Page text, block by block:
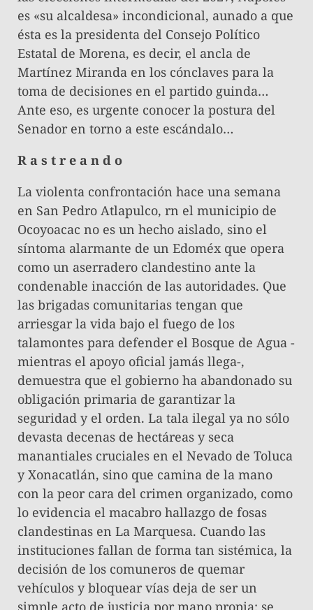
es «su alcaldesa» incondicional, aunado a que
ésta es la presidenta del Consejo Político
Estatal de Morena, es decir, el ancla de
Martínez Miranda en los cónclaves para la
toma de decisiones en el partido guinda…
Ante eso, es urgente conocer la postura del
Senador en torno a este escándalo…
R a s t r e a n d o
La violenta confrontación hace una semana
en San Pedro Atlapulco, rn el municipio de
Ocoyoacac no es un hecho aislado, sino el
síntoma alarmante de un Edoméx que opera
como un aserradero clandestino ante la
condenable inacción de las autoridades. Que
las brigadas comunitarias tengan que
arriesgar la vida bajo el fuego de los
talamontes para defender el Bosque de Agua -
mientras el apoyo oficial jamás llega-,
demuestra que el gobierno ha abandonado su
obligación primaria de garantizar la
seguridad y el orden. La tala ilegal ya no sólo
devasta decenas de hectáreas y seca
manantiales cruciales en el Nevado de Toluca
y Xonacatlán, sino que camina de la mano
con la peor cara del crimen organizado, como
lo evidencia el macabro hallazgo de fosas
clandestinas en La Marquesa. Cuando las
instituciones fallan de forma tan sistémica, la
decisión de los comuneros de quemar
vehículos y bloquear vías deja de ser un